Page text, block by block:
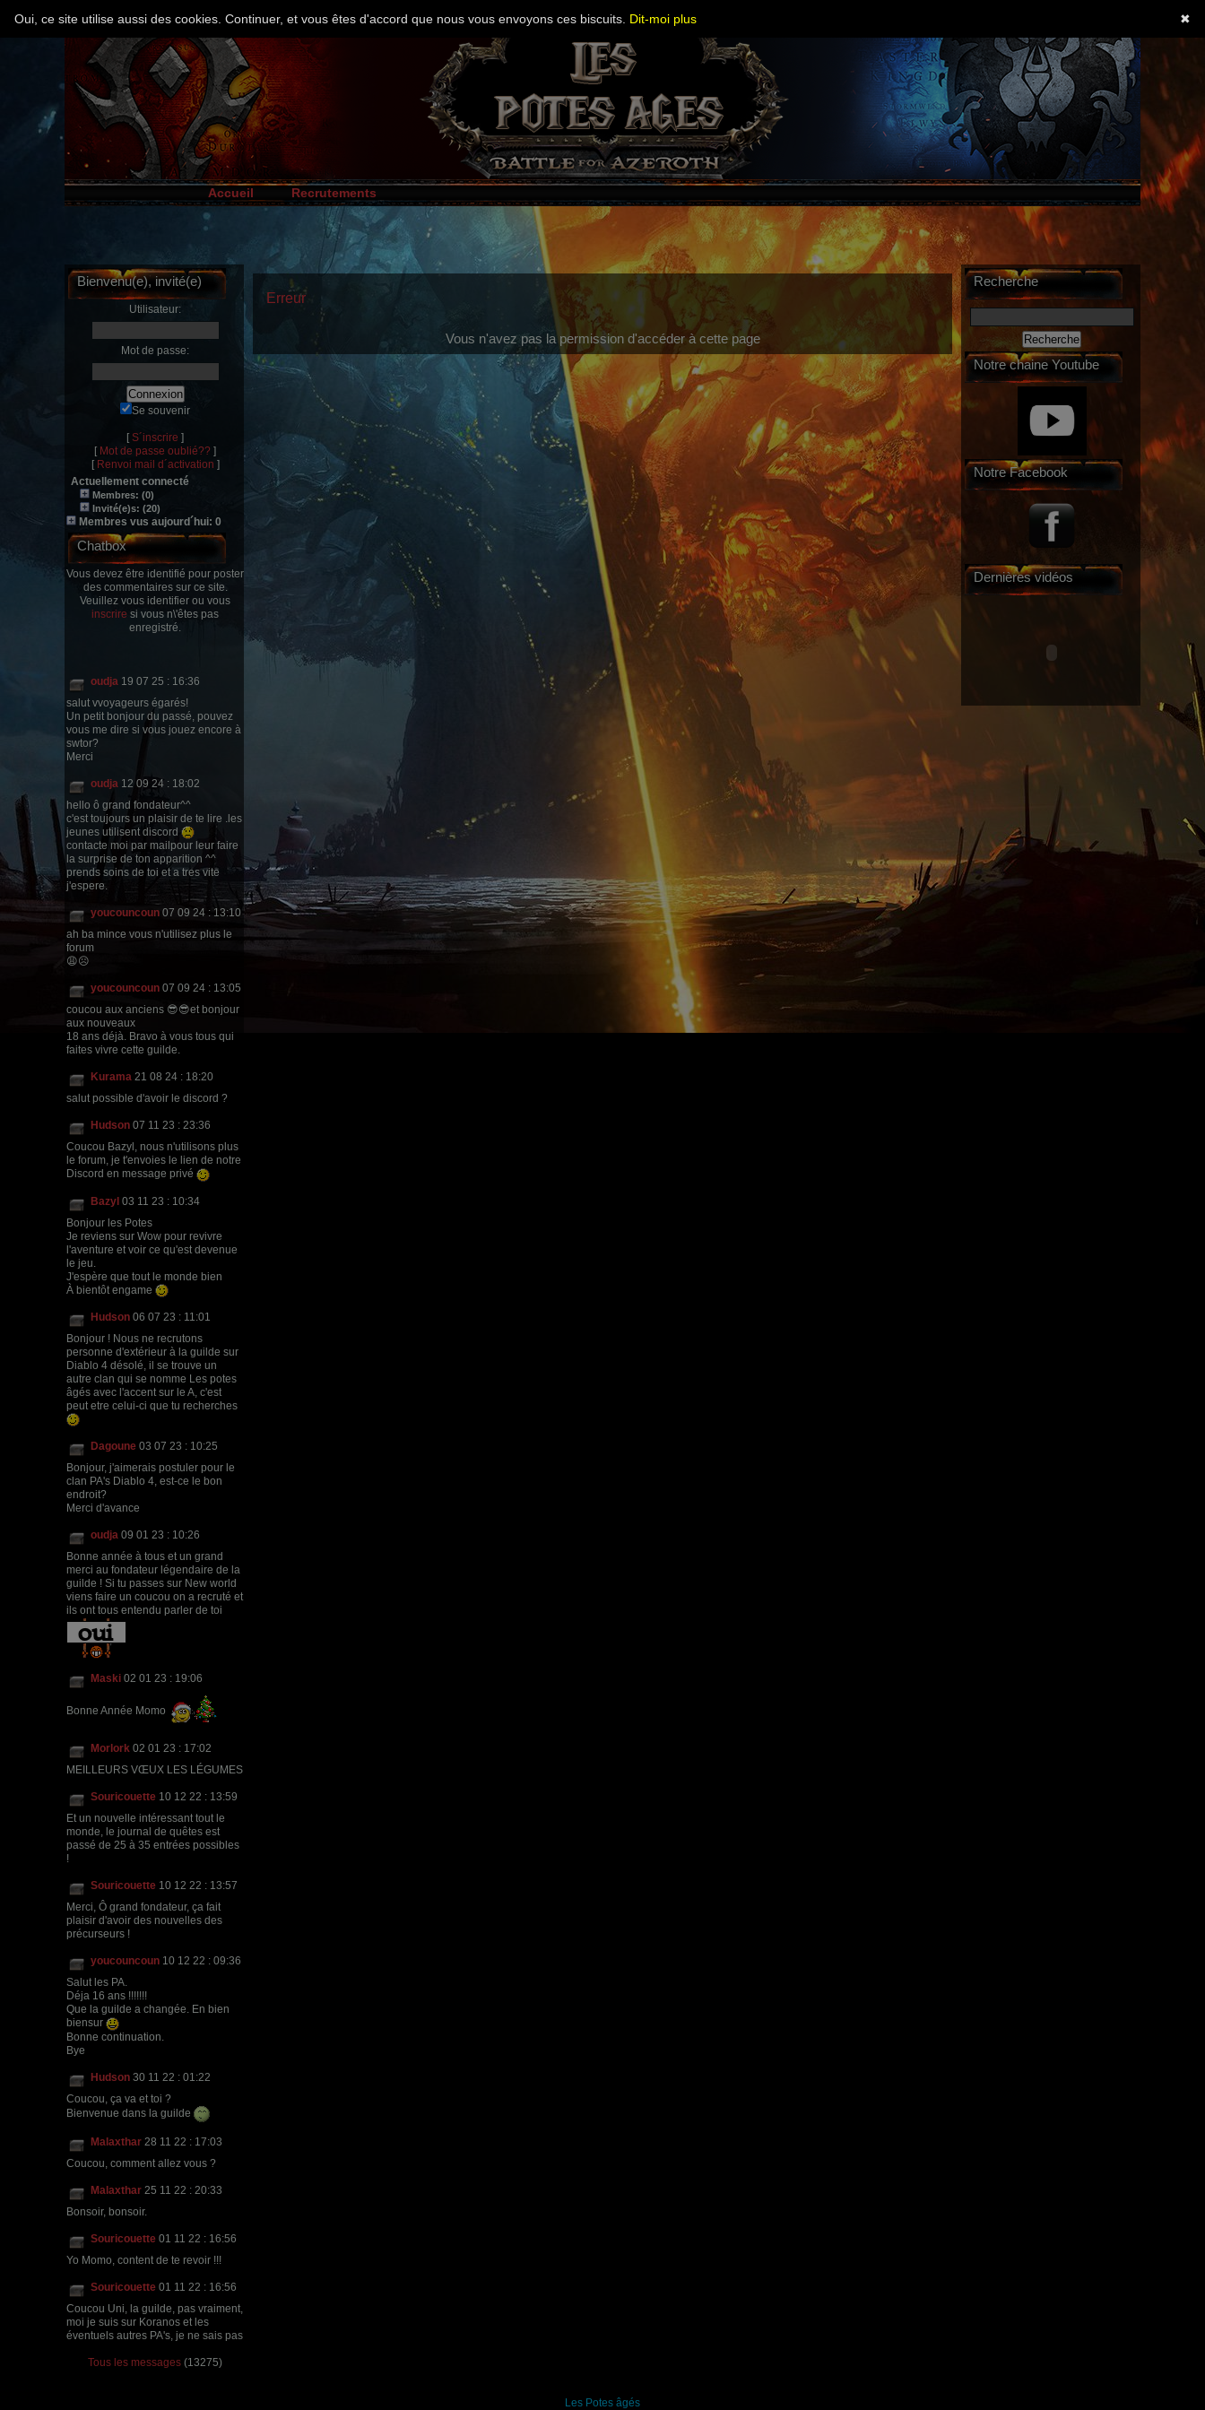
Accueil Recrutements
Bienvenu(e), invité(e)
Utilisateur:
Mot de passe:
Se souvenir
[ S´inscrire ]
[ Mot de passe oublié?? ]
[ Renvoi mail d´activation ]
Actuellement connecté
Membres: (0)
Invité(e)s: (20)
Membres vus aujourd´hui: 0
Chatbox
Vous devez être identifié pour poster
des commentaires sur ce site.
Veuillez vous identifier ou vous
inscrire si vous n\'êtes pas
enregistré.
oudja 19 07 25 : 16:36
salut vvoyageurs égarés!
Un petit bonjour du passé, pouvez
vous me dire si vous jouez encore à
swtor?
Merci
oudja 12 09 24 : 18:02
hello ô grand fondateur^^
c'est toujours un plaisir de te lire .les
jeunes utilisent discord
contacte moi par mailpour leur faire
la surprise de ton apparition ^^
prends soins de toi et a tres vite
j'espere.
youcouncoun 07 09 24 : 13:10
ah ba mince vous n'utilisez plus le
forum
😩☹
youcouncoun 07 09 24 : 13:05
coucou aux anciens 😎😎et bonjour
aux nouveaux
18 ans déjà. Bravo à vous tous qui
faites vivre cette guilde.
Kurama 21 08 24 : 18:20
salut possible d'avoir le discord ?
Hudson 07 11 23 : 23:36
Coucou Bazyl, nous n'utilisons plus
le forum, je t'envoies le lien de notre
Discord en message privé
Bazyl 03 11 23 : 10:34
Bonjour les Potes
Je reviens sur Wow pour revivre
l'aventure et voir ce qu'est devenue
le jeu.
J'espère que tout le monde bien
À bientôt engame
Hudson 06 07 23 : 11:01
Bonjour ! Nous ne recrutons
personne d'extérieur à la guilde sur
Diablo 4 désolé, il se trouve un
autre clan qui se nomme Les potes
âgés avec l'accent sur le A, c'est
peut etre celui-ci que tu recherches
Dagoune 03 07 23 : 10:25
Bonjour, j'aimerais postuler pour le
clan PA's Diablo 4, est-ce le bon
endroit?
Merci d'avance
oudja 09 01 23 : 10:26
Bonne année à tous et un grand
merci au fondateur légendaire de la
guilde ! Si tu passes sur New world
viens faire un coucou on a recruté et
ils ont tous entendu parler de toi
Maski 02 01 23 : 19:06
Bonne Année Momo
Morlork 02 01 23 : 17:02
MEILLEURS VŒUX LES LÉGUMES
Souricouette 10 12 22 : 13:59
Et un nouvelle intéressant tout le
monde, le journal de quêtes est
passé de 25 à 35 entrées possibles
!
Souricouette 10 12 22 : 13:57
Merci, Ô grand fondateur, ça fait
plaisir d'avoir des nouvelles des
précurseurs !
youcouncoun 10 12 22 : 09:36
Salut les PA.
Déja 16 ans !!!!!!!
Que la guilde a changée. En bien
biensur
Bonne continuation.
Bye
Hudson 30 11 22 : 01:22
Coucou, ça va et toi ?
Bienvenue dans la guilde
Malaxthar 28 11 22 : 17:03
Coucou, comment allez vous ?
Malaxthar 25 11 22 : 20:33
Bonsoir, bonsoir.
Souricouette 01 11 22 : 16:56
Yo Momo, content de te revoir !!!
Souricouette 01 11 22 : 16:56
Coucou Uni, la guilde, pas vraiment,
moi je suis sur Koranos et les
éventuels autres PA's, je ne sais pas
Tous les messages (13275)
Erreur
Vous n'avez pas la permission d'accéder à cette page
Recherche
Notre chaine Youtube
Notre Facebook
Dernières vidéos
Les Potes âgés
✖
Oui, ce site utilise aussi des cookies. Continuer, et vous êtes d'accord que nous vous envoyons ces biscuits. Dit-moi plus